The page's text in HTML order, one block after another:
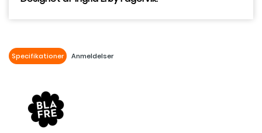
Specifikationer Anmeldelser